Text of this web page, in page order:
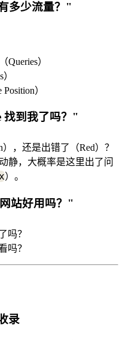
多少流量？"
Queries）
）
找到我了吗？"
，还是出错了（Red）？
静，大概率是这里出了问
）。
站好用吗？"
吗？
吗？
录